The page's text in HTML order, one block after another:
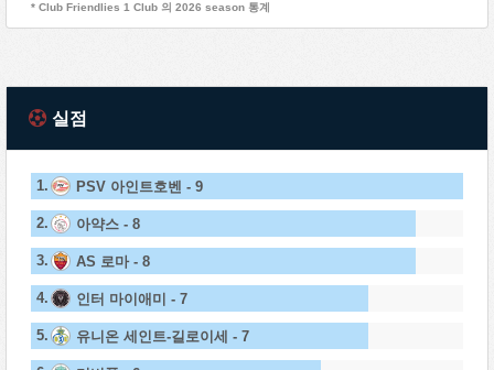
* Club Friendlies 1 Club 의 2026 season 통계
실점
1. PSV 아인트호벤 - 9
2. 아약스 - 8
3. AS 로마 - 8
4. 인터 마이애미 - 7
5. 유니온 세인트-길로이세 - 7